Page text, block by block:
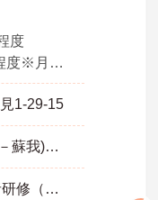
度
年収 196万円～程度※月収×12ヶ月
1-29-15
ＪＲ京葉線(東京－蘇我)「潮見駅」徒歩5分
■介護職員初任者研修（ホームヘルパー2級）以上の資格 ■普通自動車運転免許 ■ワード・エクセル使用経験有りの方は尚可 ■経験不問